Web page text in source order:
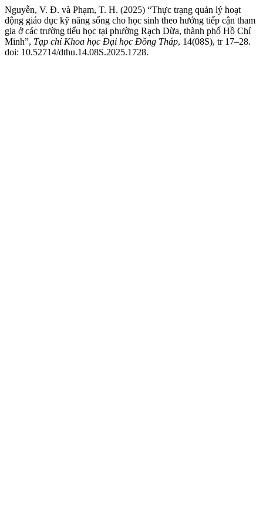
Nguyễn, V. Đ. và Phạm, T. H. (2025) “Thực trạng quản lý hoạt
động giáo dục kỹ năng sống cho học sinh theo hướng tiếp cận tham
gia ở các trường tiểu học tại phường Rạch Dừa, thành phố Hồ Chí
Minh”, Tạp chí Khoa học Đại học Đồng Tháp, 14(08S), tr 17–28.
doi: 10.52714/dthu.14.08S.2025.1728.